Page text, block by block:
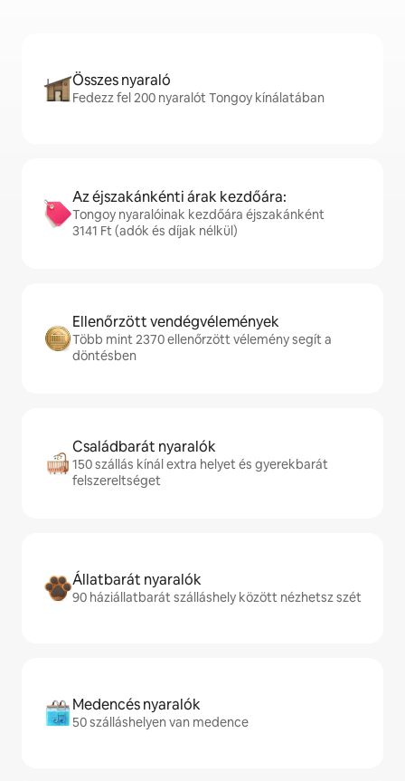
Összes nyaraló
Fedezz fel 200 nyaralót Tongoy kínálatában
Az éjszakánkénti árak kezdőára:
Tongoy nyaralóinak kezdőára éjszakánként
3141 Ft (adók és díjak nélkül)
Ellenőrzött vendégvélemények
Több mint 2370 ellenőrzött vélemény segít a
döntésben
Családbarát nyaralók
150 szállás kínál extra helyet és gyerekbarát
felszereltséget
Állatbarát nyaralók
90 háziállatbarát szálláshely között nézhetsz szét
Medencés nyaralók
50 szálláshelyen van medence